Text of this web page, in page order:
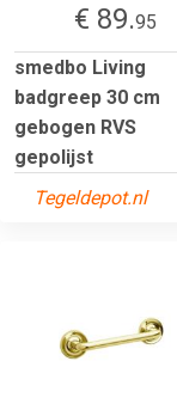
€ 89.95
smedbo Living
badgreep 30 cm
gebogen RVS
gepolijst
Tegeldepot.nl